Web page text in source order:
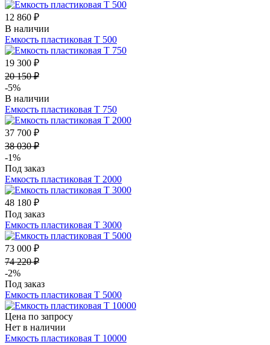
12 860 ₽
В наличии
Емкость пластиковая Т 500
19 300 ₽
20 150 ₽
-5%
В наличии
Емкость пластиковая Т 750
37 700 ₽
38 030 ₽
-1%
Под заказ
Емкость пластиковая Т 2000
48 180 ₽
Под заказ
Емкость пластиковая Т 3000
73 000 ₽
74 220 ₽
-2%
Под заказ
Емкость пластиковая Т 5000
Цена по запросу
Нет в наличии
Емкость пластиковая Т 10000